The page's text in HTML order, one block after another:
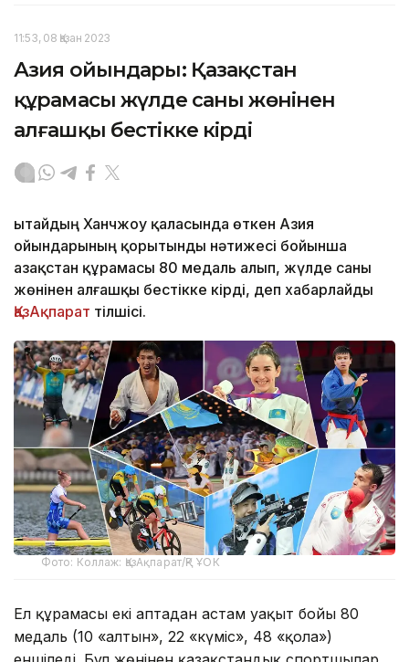
11:53, 08 Қазан 2023
Азия ойындары: Қазақстан
құрамасы жүлде саны жөнінен
алғашқы бестікке кірді
Қытайдың Ханчжоу қаласында өткен Азия
ойындарының қорытынды нәтижесі бойынша
Қазақстан құрамасы 80 медаль алып, жүлде саны
жөнінен алғашқы бестікке кірді, деп хабарлайды
ҚазАқпарат тілшісі.
Фото: Коллаж: ҚазАқпарат/ҚР ҰОК
Ел құрамасы екі аптадан астам уақыт бойы 80
медаль (10 «алтын», 22 «күміс», 48 «қола»)